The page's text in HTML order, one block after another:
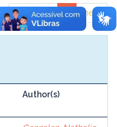
previous 1 next
Author(s)